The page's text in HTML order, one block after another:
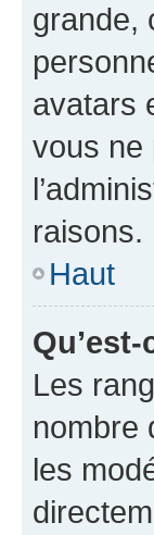
grande,
avatars
vous ne
raisons.
Haut
Les
nombre
les